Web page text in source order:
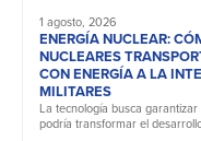
1 agosto, 2026
ENERGÍA NUCLEAR:
NUCLEARES
CON ENERGÍA A LA
MILITARES
La tecnología busca
podría transformar el